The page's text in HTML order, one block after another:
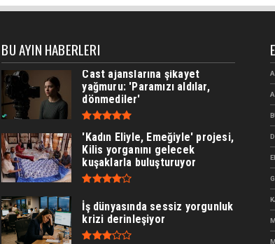
BU AYIN HABERLERI
Cast ajanslarına şikayet
yağmuru: 'Paramızı aldılar,
dönmediler'
'Kadın Eliyle, Emeğiyle' projesi,
Kilis yorganını gelecek
kuşaklarla buluşturuyor
İş dünyasında sessiz yorgunluk
krizi derinleşiyor